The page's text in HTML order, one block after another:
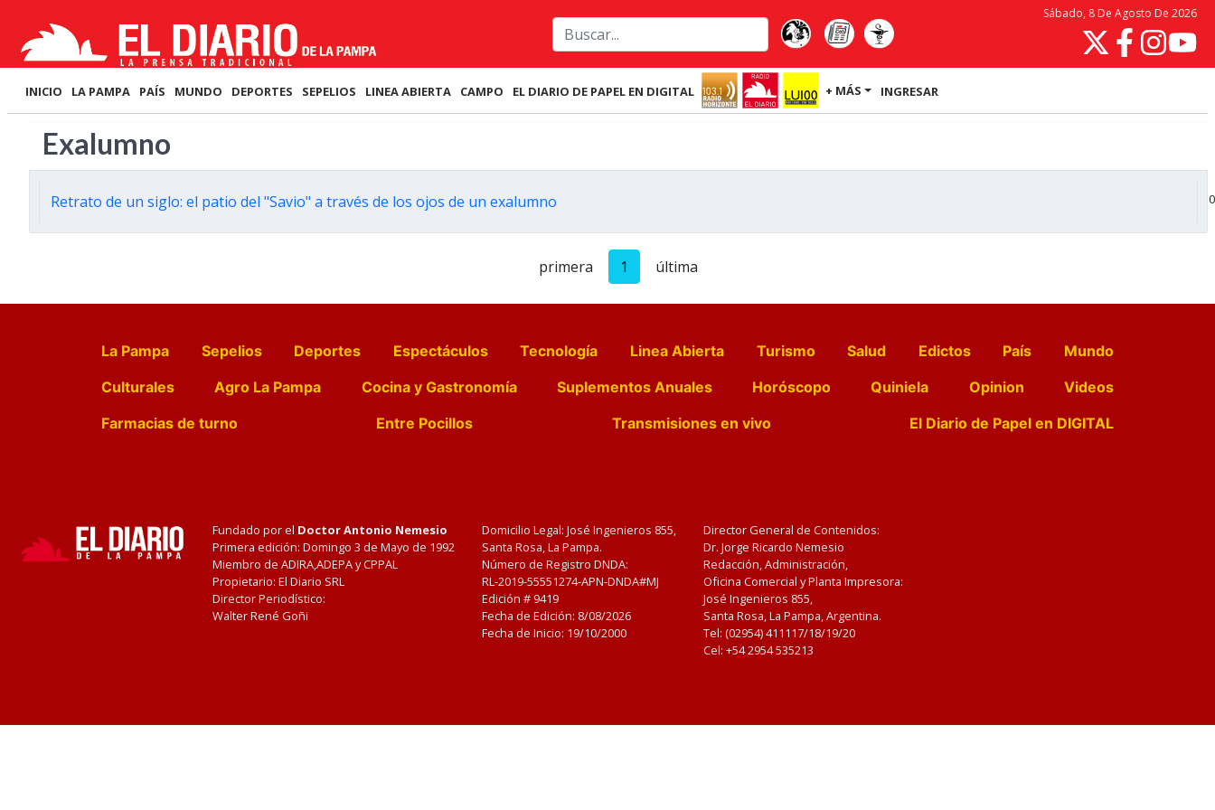
Sábado, 8 De Agosto De 2026
INICIO LA PAMPA PAÍS MUNDO DEPORTES SEPELIOS LINEA ABIERTA CAMPO EL DIARIO DE PAPEL EN DIGITAL + MÁS INGRESAR
Exalumno
Retrato de un siglo: el patio del "Savio" a través de los ojos de un exalumno
primera 1 última
La Pampa Sepelios Deportes Espectáculos Tecnología Linea Abierta Turismo Salud Edictos País
Mundo
Culturales
Agro La Pampa Cocina y Gastronomía Suplementos Anuales Horóscopo Quiniela Opinion
Videos
Farmacias de turno
Entre Pocillos Transmisiones en vivo El Diario de Papel en DIGITAL
Fundado por el Doctor Antonio Nemesio
Primera edición: Domingo 3 de Mayo de 1992
Miembro de ADIRA,ADEPA y CPPAL
Propietario: El Diario SRL
Director Periodístico:
Walter René Goñi
Domicilio Legal: José Ingenieros 855,
Santa Rosa, La Pampa.
Número de Registro DNDA:
RL-2019-55551274-APN-DNDA#MJ
Edición # 9419
Fecha de Edición: 8/08/2026
Fecha de Inicio: 19/10/2000
Director General de Contenidos:
Dr. Jorge Ricardo Nemesio
Redacción, Administración,
Oficina Comercial y Planta Impresora:
José Ingenieros 855,
Santa Rosa, La Pampa, Argentina.
Tel: (02954) 411117/18/19/20
Cel: +54 2954 535213